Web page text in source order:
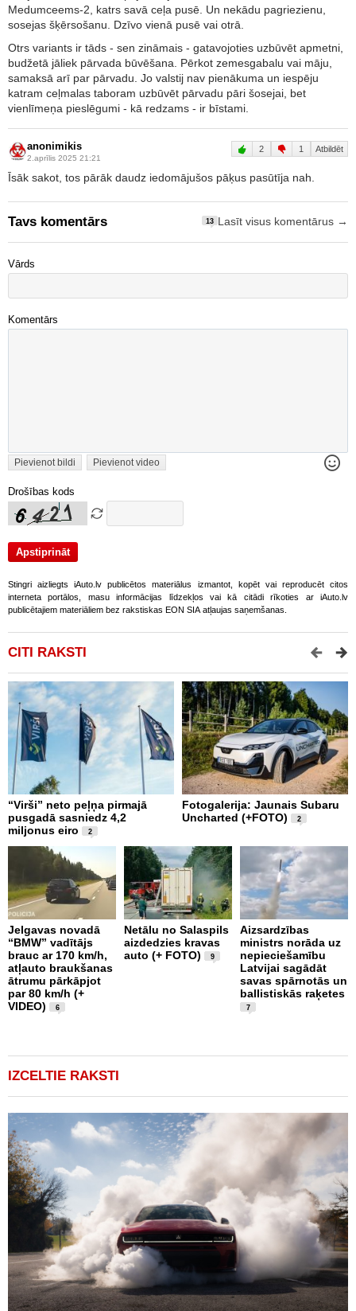
Medumceems-2, katrs savā ceļa pusē. Un nekādu pagriezienu,
sosejas šķērsošanu. Dzīvo vienā pusē vai otrā.
Otrs variants ir tāds - sen zināmais - gatavojoties uzbūvēt apmetni,
budžetā jāliek pārvada būvēšana. Pērkot zemesgabalu vai māju,
samaksā arī par pārvadu. Jo valstij nav pienākuma un iespēju
katram ceļmalas taboram uzbūvēt pārvadu pāri šosejai, bet
vienlīmeņa pieslēgumi - kā redzams - ir bīstami.
anonimikis
2.aprīlis 2025 21:21
2 1 Atbildēt
Īsāk sakot, tos pārāk daudz iedomājušos pāķus pasūtīja nah.
Tavs komentārs 13 Lasīt visus komentārus →
Vārds
Komentārs
Pievienot bildi Pievienot video
Drošības kods
Stingri aizliegts iAuto.lv publicētos materiālus izmantot, kopēt vai reproducēt citos
interneta portālos, masu informācijas līdzekļos vai kā citādi rīkoties ar iAuto.lv
publicētajiem materiāliem bez rakstiskas EON SIA atļaujas saņemšanas.
CITI RAKSTI
“Virši” neto peļņa pirmajā
pusgadā sasniedz 4,2
miljonus eiro
2
Fotogalerija: Jaunais Subaru
Uncharted (+FOTO)
2
Jelgavas novadā
“BMW” vadītājs
brauc ar 170 km/h,
atļauto braukšanas
ātrumu pārkāpjot
par 80 km/h (+
VIDEO)
6
Netālu no Salaspils
aizdedzies kravas
auto (+ FOTO)
9
Aizsardzības
ministrs norāda uz
nepieciešamību
Latvijai sagādāt
savas spārnotās un
ballistiskās raķetes
7
IZCELTIE RAKSTI